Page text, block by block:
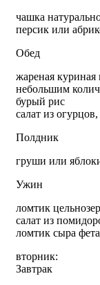
чашка
персик или
Обед
жареная
небольшим
бурый рис
салат из
Полдник
груши или
Ужин
ломтик
салат из
ломтик сыра
вторник:
Завтрак